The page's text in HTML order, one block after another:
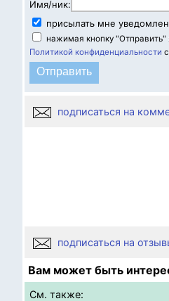
Имя/ник:
присылать мне
нажимая кнопку
Политикой конфиденциальности
подписаться на
подписаться на
Вам может быть
См. также: